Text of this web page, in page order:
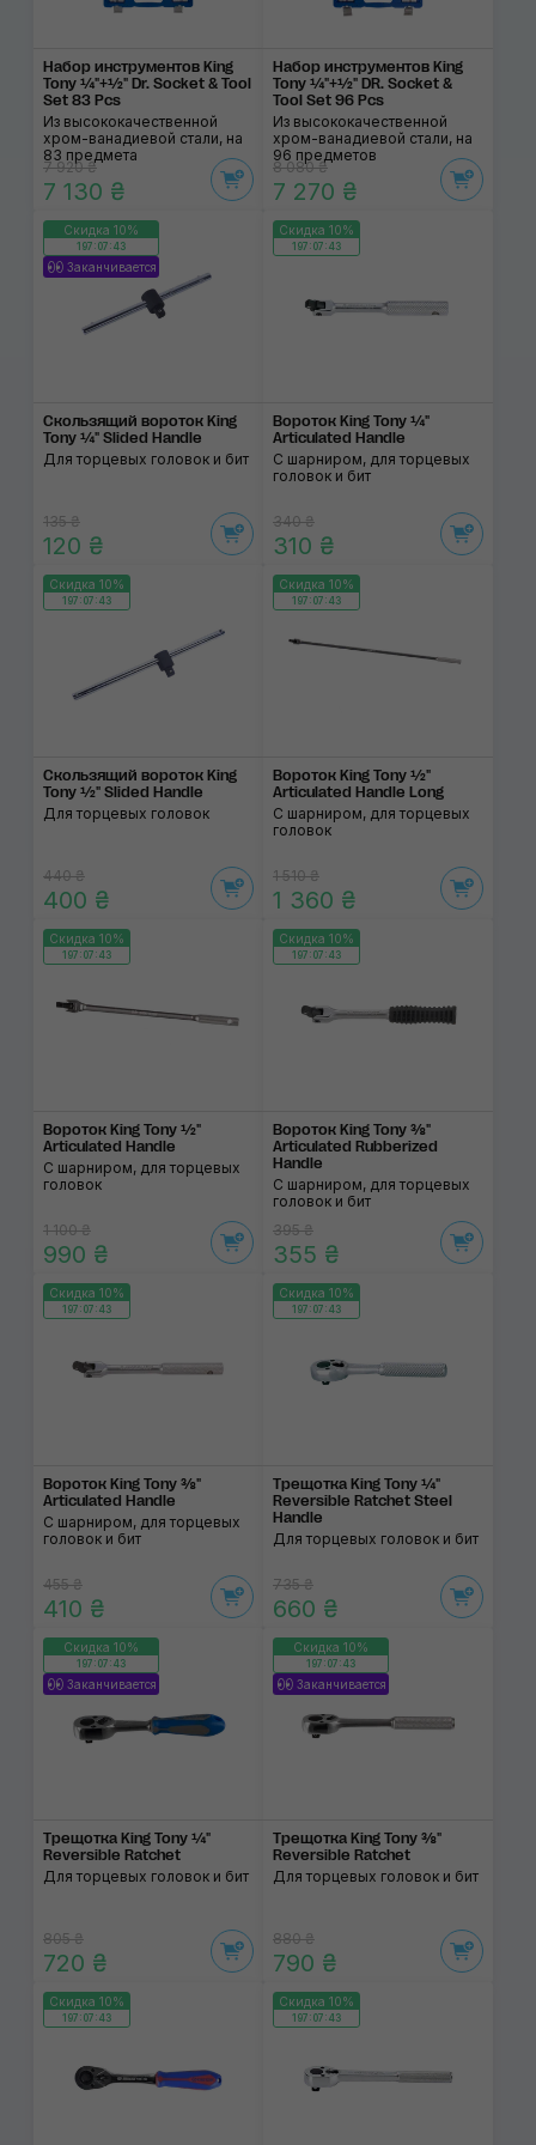
Набор инструментов King
Tony ¼"+½" Dr. Socket & Tool
Set 83 Pcs
Из высококачественной
хром-ванадиевой стали, на
83 предмета
7 920 ₴
7 130 ₴
Набор инструментов King
Tony ¼"+½" DR. Socket &
Tool Set 96 Pcs
Из высококачественной
хром-ванадиевой стали, на
96 предметов
8 080 ₴
7 270 ₴
Скидка 10%
197:07:43
Заканчивается
Скользящий вороток King
Tony ¼" Slided Handle
Для торцевых головок и бит
135 ₴
120 ₴
Скидка 10%
197:07:43
Вороток King Tony ¼"
Articulated Handle
С шарниром, для торцевых
головок и бит
340 ₴
310 ₴
Скидка 10%
197:07:43
Скользящий вороток King
Tony ½" Slided Handle
Для торцевых головок
440 ₴
400 ₴
Скидка 10%
197:07:43
Вороток King Tony ½"
Articulated Handle Long
С шарниром, для торцевых
головок
1 510 ₴
1 360 ₴
Скидка 10%
197:07:43
Вороток King Tony ½"
Articulated Handle
С шарниром, для торцевых
головок
1 100 ₴
990 ₴
Скидка 10%
197:07:43
Вороток King Tony ⅜"
Articulated Rubberized
Handle
С шарниром, для торцевых
головок и бит
395 ₴
355 ₴
Скидка 10%
197:07:43
Вороток King Tony ⅜"
Articulated Handle
С шарниром, для торцевых
головок и бит
455 ₴
410 ₴
Скидка 10%
197:07:43
Трещотка King Tony ¼"
Reversible Ratchet Steel
Handle
Для торцевых головок и бит
735 ₴
660 ₴
Скидка 10%
197:07:43
Заканчивается
Трещотка King Tony ¼"
Reversible Ratchet
Для торцевых головок и бит
805 ₴
720 ₴
Скидка 10%
197:07:43
Заканчивается
Трещотка King Tony ⅜"
Reversible Ratchet
Для торцевых головок и бит
880 ₴
790 ₴
Скидка 10%
197:07:43
Скидка 10%
197:07:43